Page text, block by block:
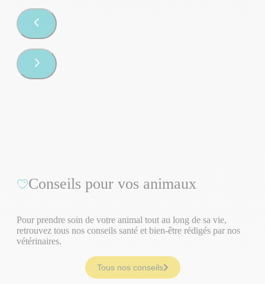
Conseils pour vos animaux
Pour prendre soin de votre animal tout au long de sa vie,
retrouvez tous nos conseils santé et bien-être rédigés par nos
vétérinaires.
Tous nos conseils